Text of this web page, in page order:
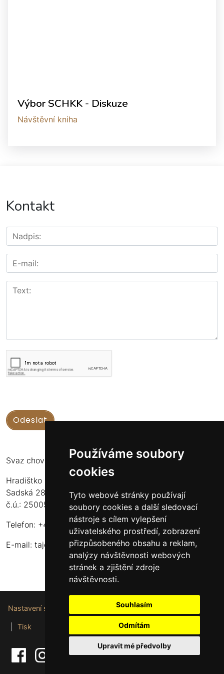
Používáme soubory
cookies
Tyto webové stránky používají
soubory cookies a další sledovací
nástroje s cílem vylepšení
uživatelského prostředí, zobrazení
přizpůsobeného obsahu a reklam,
analýzy návštěvnosti webových
stránek a zjištění zdroje
návštěvnosti.
Souhlasím
Odmítám
Upravit mé předvolby
Výbor SCHKK - Diskuze
Návštěvní kniha
Kontakt
Svaz chovatelů koní Kinských
Hradištko u Sadské 126
Sadská 289 12
č.ú.: 2500556717/2010
Telefon: +420 724 135 536
E-mail: tajemnik@schkk.cz
Nastavení souborů cookie
Tisk